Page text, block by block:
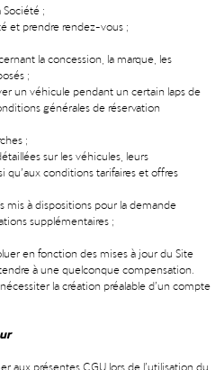
;
et prendre rendez-vous ;
la concession, la marque, les
;
un véhicule pendant un certain laps de
générales de réservation
;
sur les véhicules, leurs
qu’aux conditions tarifaires et offres
mis à dispositions pour la demande
supplémentaires ;
en fonction des mises à jour du Site
à une quelconque compensation.
la création préalable d’un compte
aux présentes CGU lors de l’utilisation du